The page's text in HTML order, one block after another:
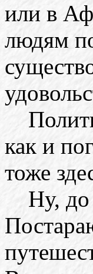
или в
людям
как и
тоже
Ну, до